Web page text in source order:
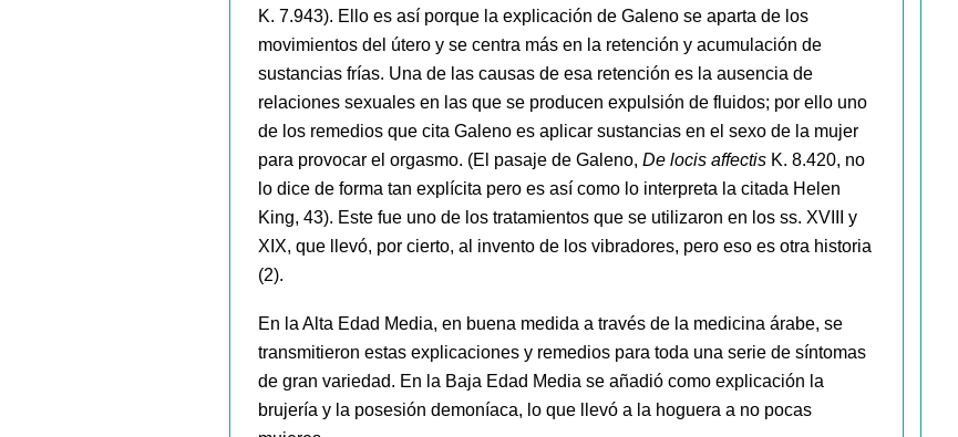
K. 7.943). Ello es así porque la explicación de Galeno se aparta de los
movimientos del útero y se centra más en la retención y acumulación de
sustancias frías. Una de las causas de esa retención es la ausencia de
relaciones sexuales en las que se producen expulsión de fluidos; por ello uno
de los remedios que cita Galeno es aplicar sustancias en el sexo de la mujer
para provocar el orgasmo. (El pasaje de Galeno, De locis affectis K. 8.420, no
lo dice de forma tan explícita pero es así como lo interpreta la citada Helen
King, 43). Este fue uno de los tratamientos que se utilizaron en los ss. XVIII y
XIX, que llevó, por cierto, al invento de los vibradores, pero eso es otra historia
(2).
En la Alta Edad Media, en buena medida a través de la medicina árabe, se
transmitieron estas explicaciones y remedios para toda una serie de síntomas
de gran variedad. En la Baja Edad Media se añadió como explicación la
brujería y la posesión demoníaca, lo que llevó a la hoguera a no pocas